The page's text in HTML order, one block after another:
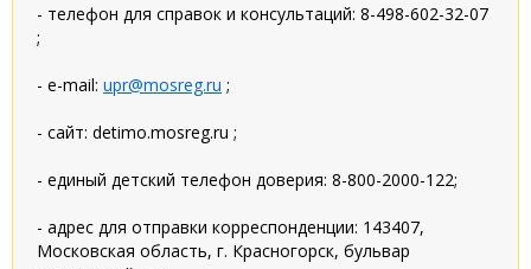
- телефон для справок и консультаций: 8-498-602-32-07
;
- e-mail: upr@mosreg.ru ;
- сайт: detimo.mosreg.ru ;
- единый детский телефон доверия: 8-800-2000-122;
- адрес для отправки корреспонденции: 143407,
Московская область, г. Красногорск, бульвар